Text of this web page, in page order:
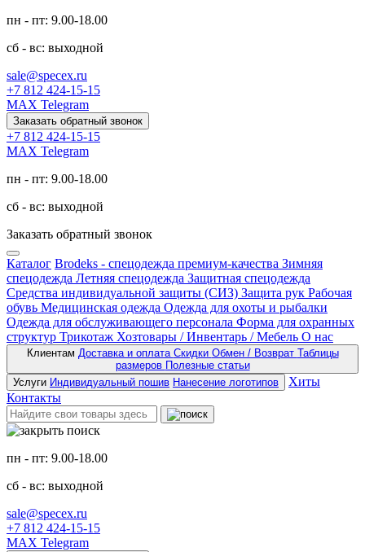
пн - пт: 9.00-18.00
сб - вс: выходной
sale@specex.ru
+7 812 424-15-15
MAX Telegram
Заказать обратный звонок
+7 812 424-15-15
MAX Telegram
пн - пт: 9.00-18.00
сб - вс: выходной
Заказать обратный звонок
Каталог Brodeks - спецодежда премиум-качества Зимняя
спецодежда Летняя спецодежда Защитная спецодежда
Средства индивидуальной защиты (СИЗ) Защита рук Рабочая
обувь Медицинская одежда Одежда для охоты и рыбалки
Одежда для обслуживающего персонала Форма для охранных
структур Трикотаж Хозтовары / Инвентарь / Мебель О нас
Клиентам Доставка и оплата Скидки Обмен / Возврат Таблицы
размеров Полезные статьи
Услуги Индивидуальный пошив Нанесение логотипов
Хиты
Контакты
пн - пт: 9.00-18.00
сб - вс: выходной
sale@specex.ru
+7 812 424-15-15
MAX Telegram